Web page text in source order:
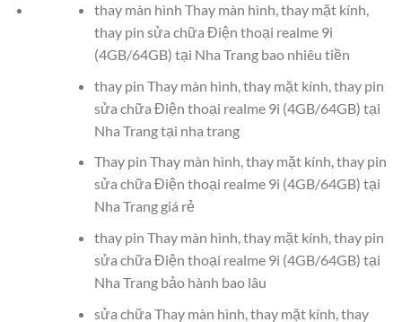
thay màn hình Thay màn hình, thay mặt kính,
thay pin sửa chữa Điện thoại realme 9i
(4GB/64GB) tại Nha Trang bao nhiêu tiền
thay pin Thay màn hình, thay mặt kính, thay pin
sửa chữa Điện thoại realme 9i (4GB/64GB) tại
Nha Trang tại nha trang
Thay pin Thay màn hình, thay mặt kính, thay pin
sửa chữa Điện thoại realme 9i (4GB/64GB) tại
Nha Trang giá rẻ
thay pin Thay màn hình, thay mặt kính, thay pin
sửa chữa Điện thoại realme 9i (4GB/64GB) tại
Nha Trang bảo hành bao lâu
sửa chữa Thay màn hình, thay mặt kính, thay